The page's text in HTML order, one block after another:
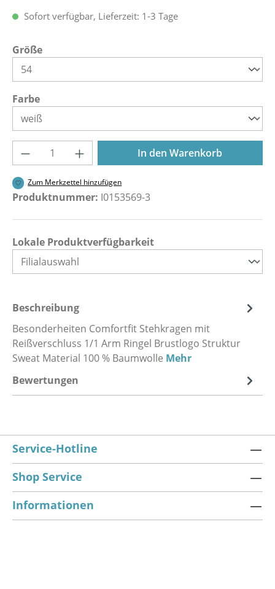
Sofort verfügbar, Lieferzeit: 1-3 Tage
Größeauswählen
Farbeauswählen
Produkt Anzahl: Gib den gewünschten
In den Warenkorb
Zum Merkzettel hinzufügen
Produktnummer: I0153569-3
Lokale Produktverfügbarkeit
Beschreibung
Besonderheiten Comfortfit Stehkragen mit
Reißverschluss 1/1 Arm Ringel Brustlogo Struktur
Sweat Material 100 % Baumwolle Mehr
Bewertungen
Service-Hotline
Shop Service
Informationen